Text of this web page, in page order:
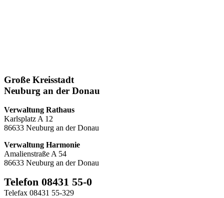
Große Kreisstadt
Neuburg an der Donau
Verwaltung Rathaus
Karlsplatz A 12
86633 Neuburg an der Donau
Verwaltung Harmonie
Amalienstraße A 54
86633 Neuburg an der Donau
Telefon 08431 55-0
Telefax 08431 55-329